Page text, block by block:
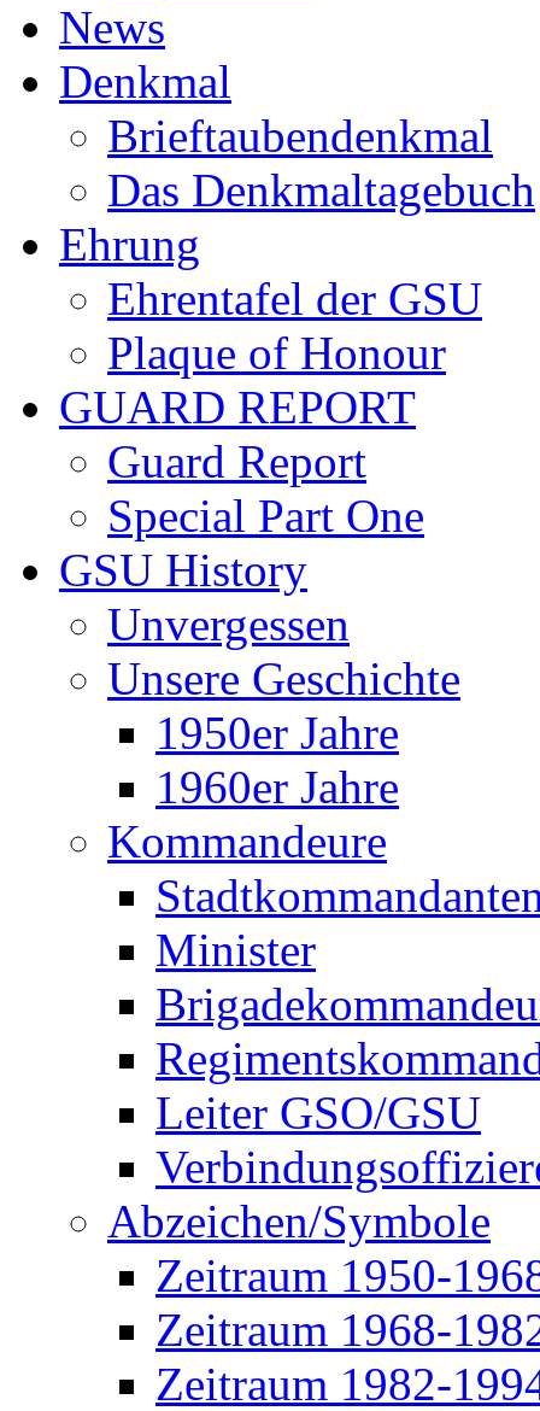
News
Denkmal
Brieftaubendenkmal
Das Denkmaltagebuch
Ehrung
Ehrentafel der GSU
Plaque of Honour
GUARD REPORT
Guard Report
Special Part One
GSU History
Unvergessen
Unsere Geschichte
1950er Jahre
1960er Jahre
Kommandeure
Minister
Leiter GSO/GSU
Abzeichen/Symbole
Zeitraum 1950-
Zeitraum 1968-
Zeitraum 1982-